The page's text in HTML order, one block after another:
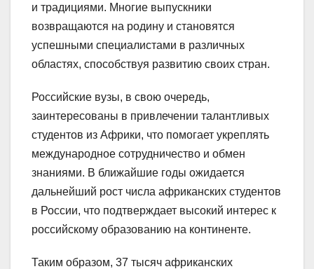
и традициями. Многие выпускники
возвращаются на родину и становятся
успешными специалистами в различных
областях, способствуя развитию своих стран.
Российские вузы, в свою очередь,
заинтересованы в привлечении талантливых
студентов из Африки, что помогает укреплять
международное сотрудничество и обмен
знаниями. В ближайшие годы ожидается
дальнейший рост числа африканских студентов
в России, что подтверждает высокий интерес к
российскому образованию на континенте.
Таким образом, 37 тысяч африканских